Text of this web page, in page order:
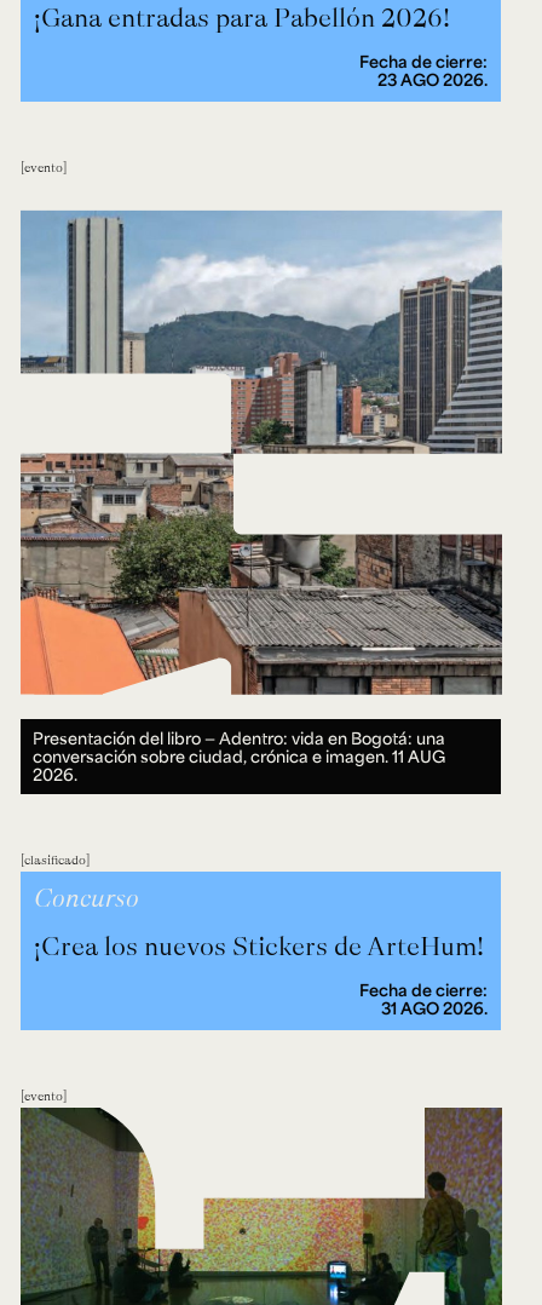
¡Gana entradas para Pabellón 2026!
Fecha de cierre:
23 AGO 2026.
evento
Presentación del libro — Adentro: vida en Bogotá: una
conversación sobre ciudad, crónica e imagen.11 AUG
2026.
clasificado
Concurso
¡Crea los nuevos Stickers de ArteHum!
Fecha de cierre:
31 AGO 2026.
evento